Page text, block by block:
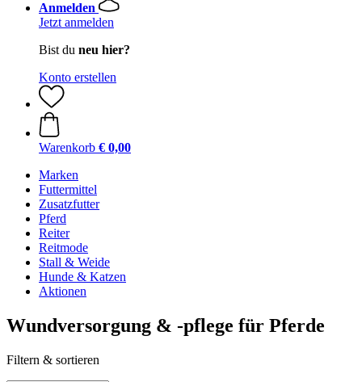
Anmelden
Jetzt anmelden
Bist du neu hier?
Konto erstellen
Warenkorb € 0,00
Marken
Futtermittel
Zusatzfutter
Pferd
Reiter
Reitmode
Stall & Weide
Hunde & Katzen
Aktionen
Wundversorgung & -pflege für Pferde
Filtern & sortieren